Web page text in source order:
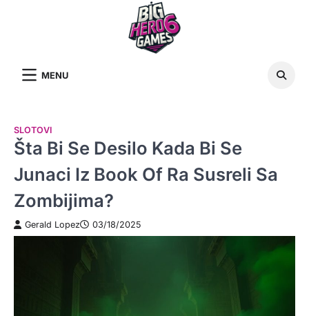
MENU
SLOTOVI
Šta Bi Se Desilo Kada Bi Se
Junaci Iz Book Of Ra Susreli Sa
Zombijima?
Gerald Lopez 03/18/2025